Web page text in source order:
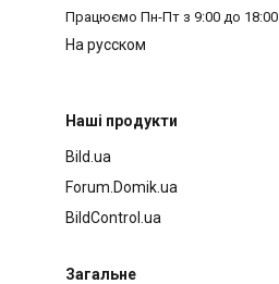
Працюємо Пн-Пт з 9:00 до 18:00
На русском
Наші продукти
Bild.ua
Forum.Domik.ua
BildControl.ua
Загальне